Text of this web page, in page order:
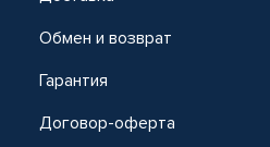
Обмен и возврат
Гарантия
Договор-оферта